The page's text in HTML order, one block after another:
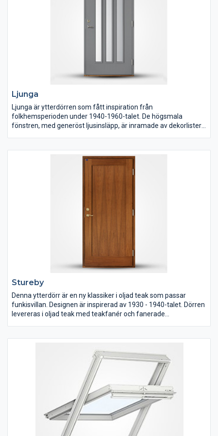
Ljunga
Ljunga är ytterdörren som fått inspiration från
folkhemsperioden under 1940-1960-talet. De högsmala
fönstren, med generöst ljusinsläpp, är inramade av dekorlister.
Stureby
Denna ytterdörr är en ny klassiker i oljad teak som passar
funkisvillan. Designen är inspirerad av 1930 - 1940-talet. Dörren
levereras i oljad teak med teakfanér och fanerade